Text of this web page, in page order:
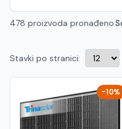
Hrvatski
MK Македонски
478 proizvoda pronađeno
Stavki po stranici:
-10%